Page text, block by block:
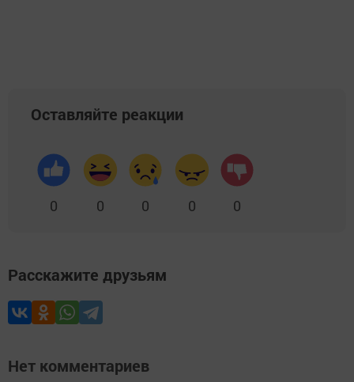
Оставляйте реакции
0 0 0 0 0
Расскажите друзьям
Нет комментариев